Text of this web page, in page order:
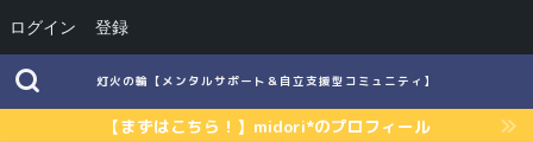
灯火の輪【メンタルサポート＆自立支援型コミュニティ】
【まずはこちら！】midori*のプロフィール
ログイン 登録